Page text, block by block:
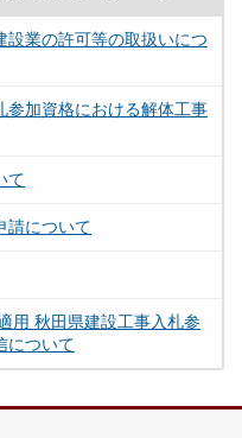
設業の許可等の取扱いにつ
参加資格における解体工事
て
請について
用 秋田県建設工事入札参
について